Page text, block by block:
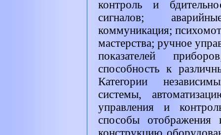
контроль и
сигналов;
коммуникация;
мастерства; ручное
показателей
способность к
Категории
системы,
управления и
способы